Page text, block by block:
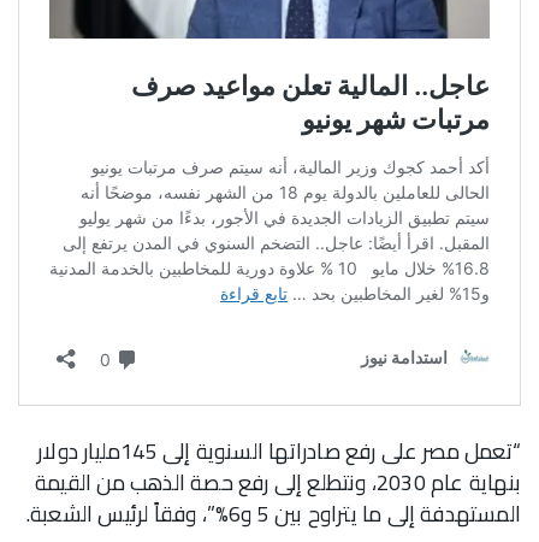
“تعمل مصر على رفع صادراتها السنوية إلى 145مليار دولار
بنهاية عام 2030، ونتطلع إلى رفع حصة الذهب من القيمة
المستهدفة إلى ما يتراوح بين 5 و6%”، وفقاً لرئيس الشعبة.